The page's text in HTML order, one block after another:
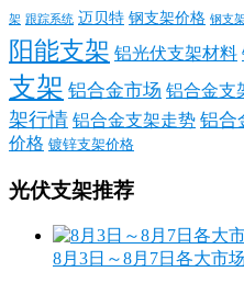
架 跟踪系统 迈贝特 钢支架价格 钢支
阳能支架 铝光伏支架材料
支架 铝合金市场 铝合金支
架行情 铝合金支架走势 铝合
价格 镀锌支架价格
光伏支架推荐
8月3日～8月7日各大市